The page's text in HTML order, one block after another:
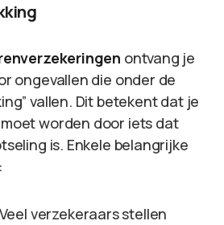
ontvang je
ongevallen die onder de
vallen. Dit betekent dat je
worden door iets dat
is. Enkele belangrijke
Veel verzekeraars stellen